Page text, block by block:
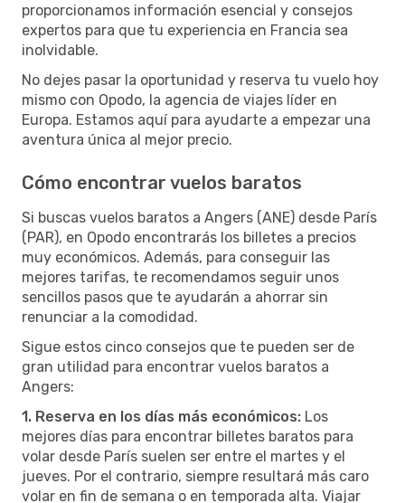
proporcionamos información esencial y consejos
expertos para que tu experiencia en Francia sea
inolvidable.
No dejes pasar la oportunidad y reserva tu vuelo hoy
mismo con Opodo, la agencia de viajes líder en
Europa. Estamos aquí para ayudarte a empezar una
aventura única al mejor precio.
Cómo encontrar vuelos baratos
Si buscas vuelos baratos a Angers (ANE) desde París
(PAR), en Opodo encontrarás los billetes a precios
muy económicos. Además, para conseguir las
mejores tarifas, te recomendamos seguir unos
sencillos pasos que te ayudarán a ahorrar sin
renunciar a la comodidad.
Sigue estos cinco consejos que te pueden ser de
gran utilidad para encontrar vuelos baratos a
Angers:
1. Reserva en los días más económicos: Los
mejores días para encontrar billetes baratos para
volar desde París suelen ser entre el martes y el
jueves. Por el contrario, siempre resultará más caro
volar en fin de semana o en temporada alta. Viajar